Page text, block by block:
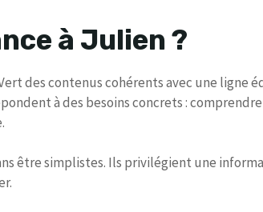
à Julien ?
des contenus cohérents avec une
à des besoins concrets :
être simplistes. Ils privilégient une